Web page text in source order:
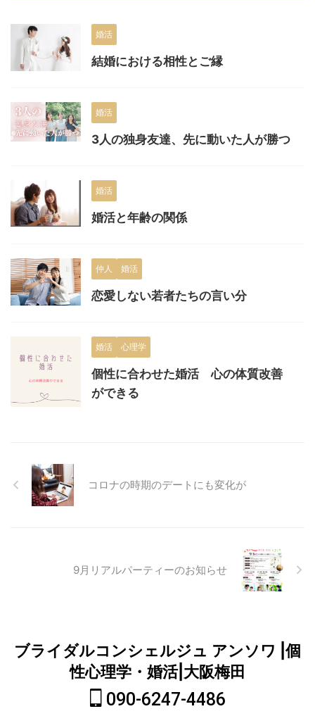
婚活
結婚における相性とご縁
婚活
3人の独身友達、先に動いた人が勝つ
婚活
婚活と年齢の関係
仲人 婚活
恋愛しない若者たちの言い分
婚活 心理学
個性に合わせた婚活 心の体質改善
ができる
コロナの時期のデートにも変化が
9月リアルパーティーのお知らせ
ブライダルコンシェルジュ アンソワ |個
性心理学・婚活|大阪梅田
090-6247-4486